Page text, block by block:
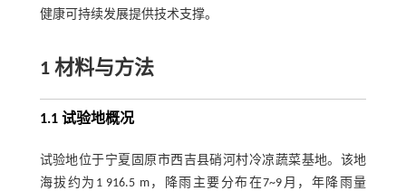
健康可持续发展提供技术支撑。
1 材料与方法
1.1 试验地概况
试验地位于宁夏固原市西吉县硝河村冷凉蔬菜基地。该地
海拔约为1 916.5 m，降雨主要分布在7~9月，年降雨量